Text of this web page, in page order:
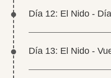
Día 12: El Nido -
Día 13: El Nido -